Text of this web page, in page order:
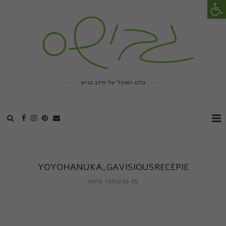
בלוג האוכל של מירב גביש
YOYOHANUKA_GAVISIOUSRECEPIE
25 בנובמבר 2015